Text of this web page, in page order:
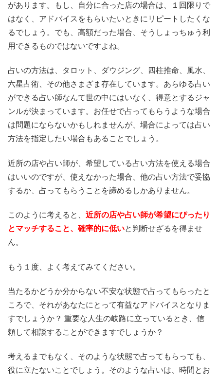
があります。もし、自分に合った店の場合は、１回限りで
はなく、アドバイスをもらいたいときにリピートしたくな
るでしょう。でも、高額だった場合、そうしょっちゅう利
用できるものではないですよね。
占いの方法は、タロット、ダウジング、四柱推命、風水、
六星占術、その他さまざま存在しています。あらゆる占い
ができる占い師なんて世の中にはいなく、得意とするジャ
ンルが決まっています。お任せで占ってもらうような場合
は問題にならないかもしれませんが、場合によっては占い
方法を指定したい場合もあることでしょう。
近所の店や占い師が、希望している占い方法を使える場合
はいいのですが、使えなかった場合、他の占い方法で妥協
するか、占ってもらうことを諦めるしかありません。
このように考えると、 近所の店や占い師が希望にぴったり
とマッチすること、確率的に低いと判断せざるを得ませ
ん。
もう１度、よく考えてみてください。
当たるかどうか分からない不安な状態で占ってもらったと
ころで、それがあなたにとって有益なアドバイスとなりま
すでしょうか？ 重要な人生の岐路に立っているとき、信
頼して相談することができますでしょうか？
考えるまでもなく、そのような状態で占ってもらっても、
役に立たないことでしょう。そのような占いは、時間とお